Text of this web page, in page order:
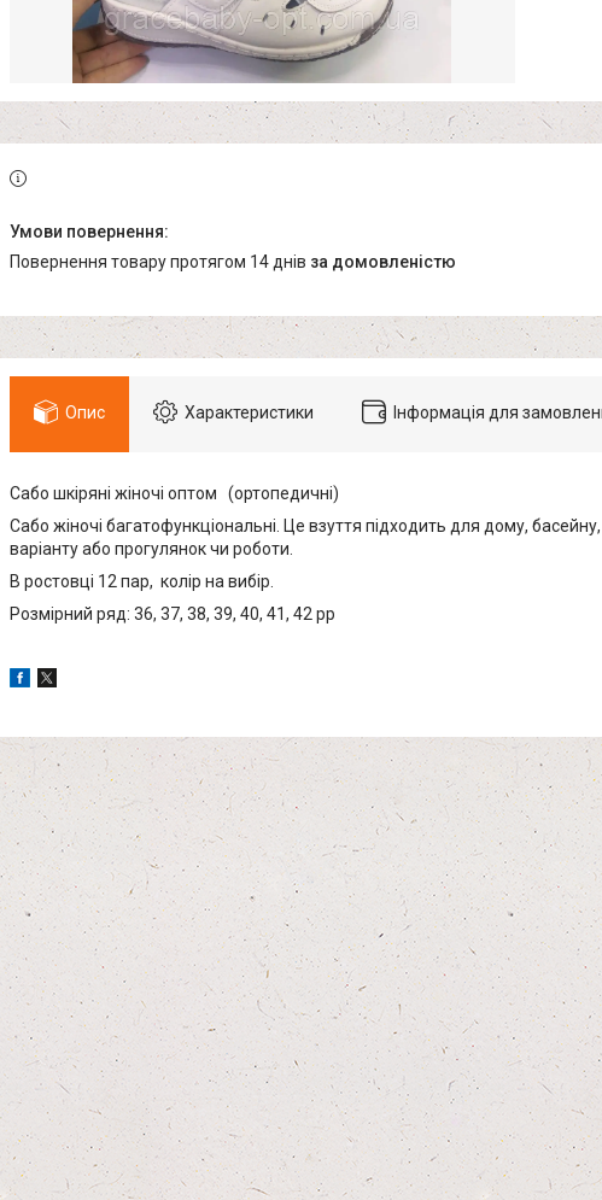
повернення товару протягом 14 днів за домовленістю
Опис Характеристики Інформація для
Сабо шкіряні жіночі оптом (ортопедичні)
Сабо жіночі багатофункціональні. Це взуття підходить для дому,
варіанту або прогулянок чи роботи.
В ростовці 12 пар, колір на вибір.
Розмірний ряд: 36, 37, 38, 39, 40, 41, 42 рр